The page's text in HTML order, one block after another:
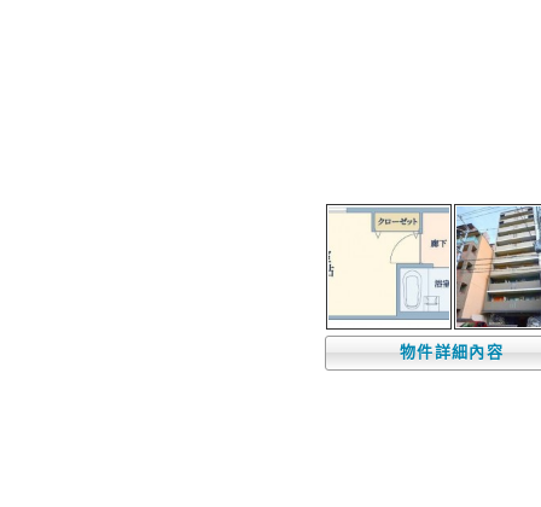
物件詳細內容